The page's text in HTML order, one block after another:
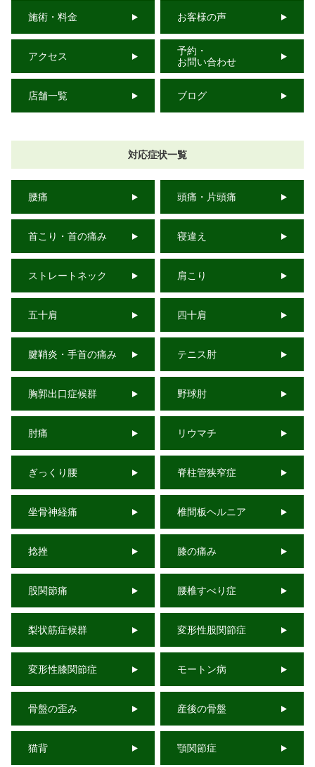
施術・料金 お客様の声
アクセス
予約・
お問い合わせ
店舗一覧 ブログ
対応症状一覧
腰痛 頭痛・片頭痛
首こり・首の痛み 寝違え
ストレートネック 肩こり
五十肩 四十肩
腱鞘炎・手首の痛み テニス肘
胸郭出口症候群 野球肘
肘痛 リウマチ
ぎっくり腰 脊柱管狭窄症
坐骨神経痛 椎間板ヘルニア
捻挫 膝の痛み
股関節痛 腰椎すべり症
梨状筋症候群 変形性股関節症
変形性膝関節症 モートン病
骨盤の歪み 産後の骨盤
猫背 顎関節症